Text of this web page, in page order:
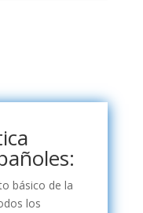
básico de la
los